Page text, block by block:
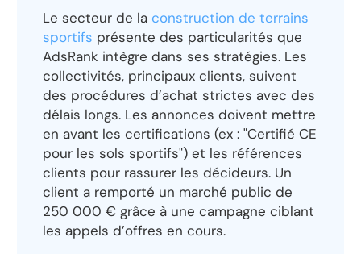
Le secteur de laconstruction de terrains
sportifs présente des particularités que
AdsRank intègre dans ses stratégies. Les
collectivités, principaux clients, suivent
des procédures d’achat strictes avec des
délais longs. Les annonces doivent mettre
en avant les certifications (ex : "Certifié CE
pour les sols sportifs") et les références
clients pour rassurer les décideurs. Un
client a remporté un marché public de
250 000 € grâce à une campagne ciblant
les appels d’offres en cours.